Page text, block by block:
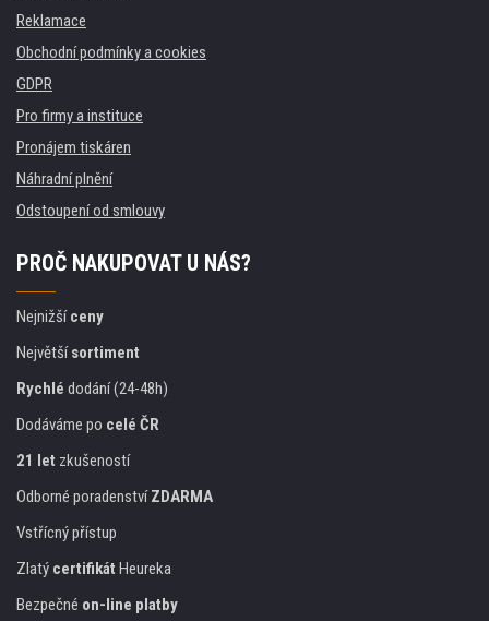
Reklamace
Obchodní podmínky a cookies
GDPR
Pro firmy a instituce
Pronájem tiskáren
Náhradní plnění
Odstoupení od smlouvy
PROČ NAKUPOVAT U NÁS?
Nejnižšíceny
Největšísortiment
Rychlé dodání (24-48h)
Dodáváme po celé ČR
21 let zkušeností
Odborné poradenstvíZDARMA
Vstřícný přístup
Zlatý certifikát Heureka
Bezpečné on-line platby